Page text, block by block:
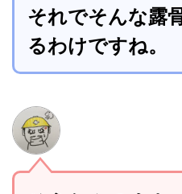
それでそんな露
るわけですね。